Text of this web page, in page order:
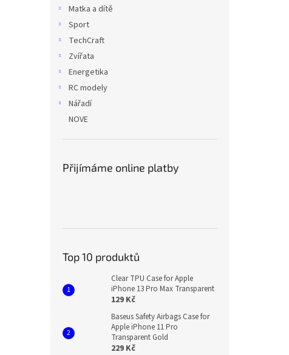
Matka a dítě
Sport
TechCraft
Zvířata
Energetika
RC modely
Nářadí
NOVE
Přijímáme online platby
Top 10 produktů
Clear TPU Case for Apple
iPhone 13 Pro Max Transparent
129 Kč
Baseus Safety Airbags Case for
Apple iPhone 11 Pro
Transparent Gold
229 Kč